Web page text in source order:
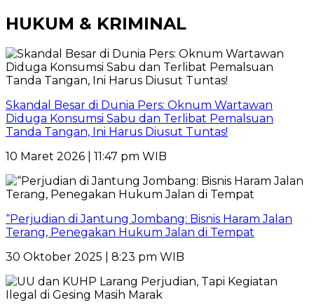
HUKUM & KRIMINAL
Skandal Besar di Dunia Pers: Oknum Wartawan
Diduga Konsumsi Sabu dan Terlibat Pemalsuan
Tanda Tangan, Ini Harus Diusut Tuntas!
10 Maret 2026 | 11:47 pm WIB
“Perjudian di Jantung Jombang: Bisnis Haram Jalan
Terang, Penegakan Hukum Jalan di Tempat
30 Oktober 2025 | 8:23 pm WIB